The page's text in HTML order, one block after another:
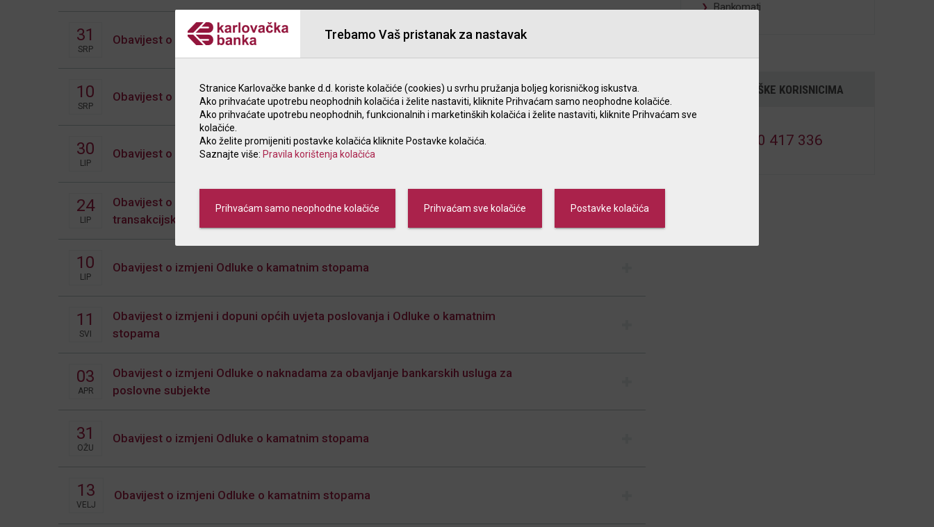
31
SRP
Obavijest o izmjeni terminskog plana izvršenja naloga za poslovne subjekte
10
SRP
Obavijest o izmjeni Odluke o kamatnim stopama
30
LIP
Obavijest o izmjeni Odluke o kamatnim stopama
24
LIP
Obavijest o izmjeni Odluke o naknadama i Općih uvjeta poslovanja po
transakcijskim računima građana
10
LIP
Obavijest o izmjeni Odluke o kamatnim stopama
11
SVI
Obavijest o izmjeni i dopuni općih uvjeta poslovanja i Odluke o kamatnim
stopama
03
APR
Obavijest o izmjeni Odluke o naknadama za obavljanje bankarskih usluga za
poslovne subjekte
31
OŽU
Obavijest o izmjeni Odluke o kamatnim stopama
13
VELJ
Obavijest o izmjeni Odluke o kamatnim stopama
Bankomati
ODJEL PODRŠKE KORISNICIMA
0800 417 336
Trebamo Vaš pristanak za nastavak
Stranice Karlovačke banke d.d. koriste kolačiće (cookies) u svrhu pružanja boljeg korisničkog iskustva.
Ako prihvaćate upotrebu neophodnih kolačića i želite nastaviti, kliknite Prihvaćam samo neophodne kolačiće.
Ako prihvaćate upotrebu neophodnih, funkcionalnih i marketinških kolačića i želite nastaviti, kliknite Prihvaćam sve
kolačiće.
Ako želite promijeniti postavke kolačića kliknite Postavke kolačića.
Saznajte više: Pravila korištenja kolačića
Prihvaćam samo neophodne kolačiće Prihvaćam sve kolačiće Postavke kolačića